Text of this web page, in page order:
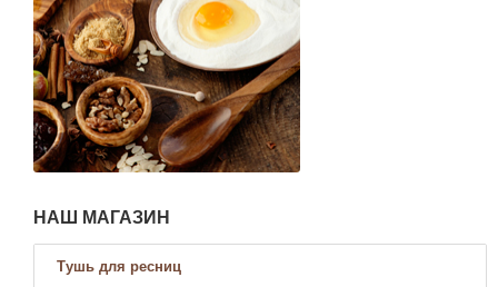
НАШ МАГАЗИН
Тушь для ресниц